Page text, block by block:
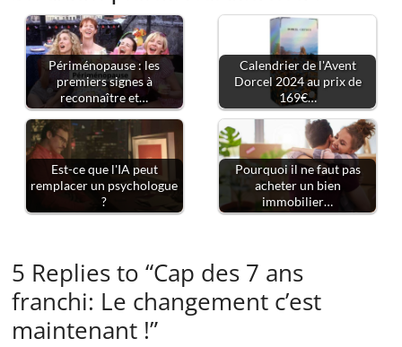
Périménopause : les
premiers signes à
reconnaître et…
Calendrier de l'Avent
Dorcel 2024 au prix de
169€…
Est-ce que l'IA peut
remplacer un psychologue
?
Pourquoi il ne faut pas
acheter un bien
immobilier…
5 Replies to “Cap des 7 ans
franchi: Le changement c’est
maintenant !”